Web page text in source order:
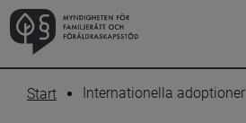
Start Internationella adoptioner